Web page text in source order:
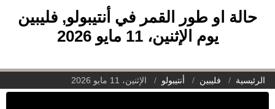
حالة او طور القمر في أنتيبولو, فليبين
يوم الإثنين، 11 مايو 2026
الرئيسية فليبين أنتيبولو الإثنين، 11 مايو 2026